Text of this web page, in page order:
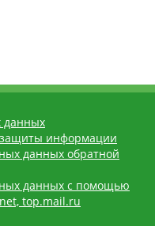
данных
информации
данных обратной
данных с помощью
top.mail.ru